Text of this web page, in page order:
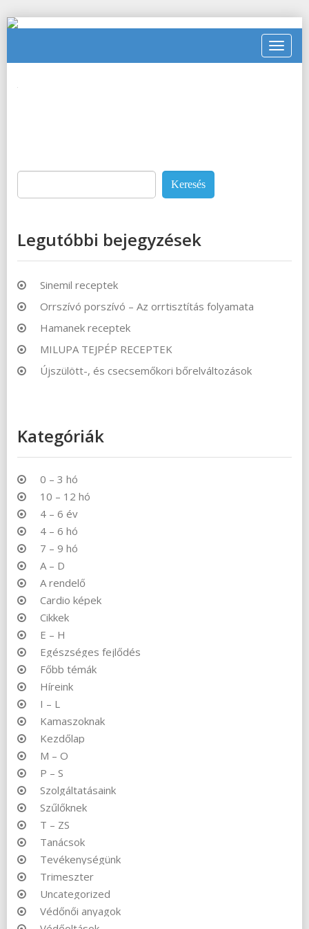
Toggle
Legutóbbi bejegyzések
Sinemil receptek
Orrszívó porszívó – Az orrtisztítás folyamata
Hamanek receptek
MILUPA TEJPÉP RECEPTEK
Újszülött-, és csecsemőkori bőrelváltozások
Kategóriák
0 – 3 hó
10 – 12 hó
4 – 6 év
4 – 6 hó
7 – 9 hó
A – D
A rendelő
Cardio képek
Cikkek
E – H
Egészséges fejlődés
Főbb témák
Híreink
I – L
Kamaszoknak
Kezdőlap
M – O
P – S
Szolgáltatásaink
Szűlőknek
T – ZS
Tanácsok
Tevékenységünk
Trimeszter
Uncategorized
Védőnői anyagok